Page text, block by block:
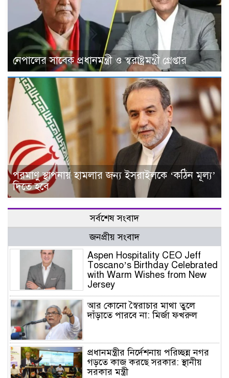
নেপালের সাবেক প্রধানমন্ত্রী ও স্বরাষ্ট্রমন্ত্রী গ্রেপ্তার
পরমাণু স্থাপনায় হামলার জন্য ইসরাইলকে ‘কঠিন মূল্য’
দিতে হবে
সর্বশেষ সংবাদ
জনপ্রীয় সংবাদ
Aspen Hospitality CEO Jeff
Toscano’s Birthday Celebrated
with Warm Wishes from New
Jersey
আর কোনো স্বৈরাচার মাথা তুলে
দাঁড়াতে পারবে না: মির্জা ফখরুল
প্রধানমন্ত্রীর নির্দেশনায় পরিচ্ছন্ন নগর
গড়তে কাজ করছে সরকার: স্থানীয়
সরকার মন্ত্রী